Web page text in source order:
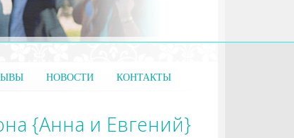
НОВОСТИ КОНТАКТЫ
{Анна и Евгений}